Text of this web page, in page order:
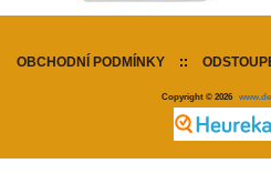
OBCHODNÍ PODMÍNKY ::
Copyright © 2026